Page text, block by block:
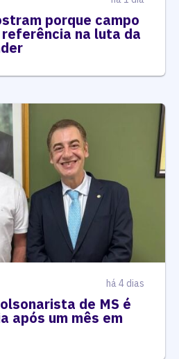
porque campo
na luta da
há 4 dias
de MS é
após um mês em